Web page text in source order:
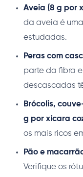
Aveia (8 g por
da aveia é
estudadas.
Peras com
parte da fibra
descascadas
Brócolis,
g por xícara
os mais ricos
Pão e
Verifique os